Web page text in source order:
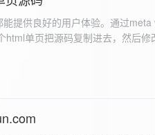
提供良好的用户体验。通过
单页把源码复制进去，然后修